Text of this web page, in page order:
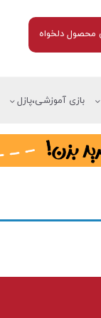
دلخواه
بازی آموزشی،پازل